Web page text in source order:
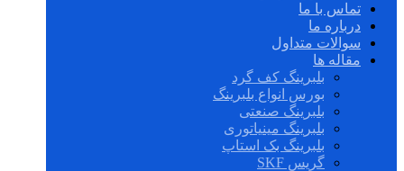
تماس با ما
درباره ما
سوالات متداول
مقاله ها
بلبرینگ کف گرد
بورس انواع بلبرینگ
بلبرینگ صنعتی
بلبرینگ مینیاتوری
بلبرینگ بک استاپ
گریس SKF